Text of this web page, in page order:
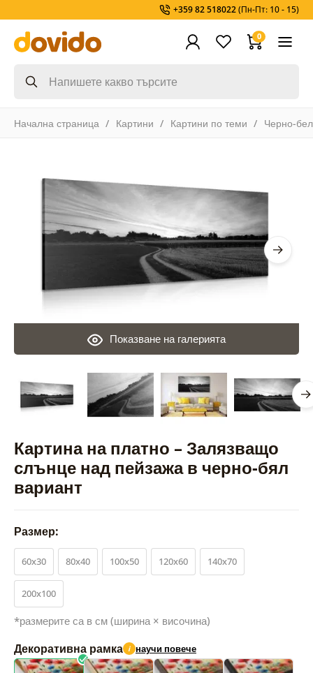
+359 82 518022(Пн-Пт: 10 - 15)
0
Начална страница Картини Картини по теми Черно-
Картина на платно – Залязващо
слънце над пейзажа в черно-бял
вариант
Показване на галерията
Размер:
60x30 80x40 100x50 120x60 140x70
200x100
*размерите са в см (ширина × височина)
Декоративна рамка i научи повече